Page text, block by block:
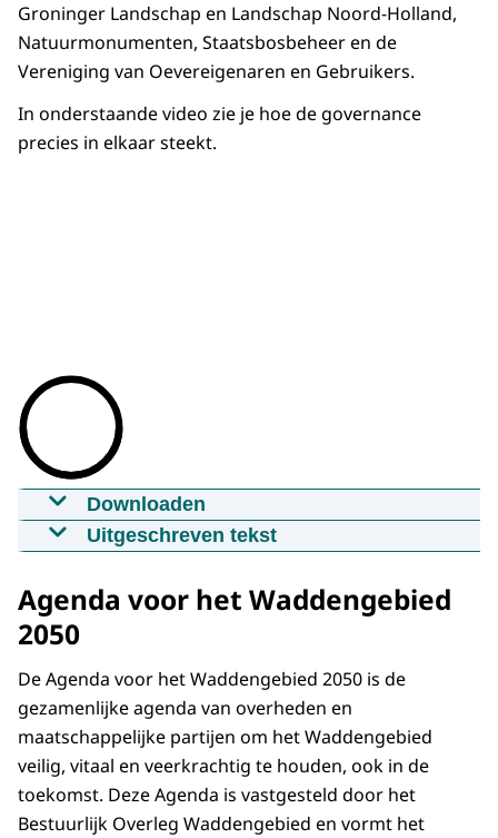
Groninger Landschap en Landschap Noord-Holland,
Natuurmonumenten, Staatsbosbeheer en de
Vereniging van Oevereigenaren en Gebruikers.
In onderstaande video zie je hoe de governance
precies in elkaar steekt.
Downloaden
Governance van de Waddenzee
Download
Ondertiteling
srt 3.6 KB
Download
Uitgeschreven tekst
nieuwe governance Waddengebied voor
Talkshow Toogdag.
VOICE OVER TEKST, MET BEELD
WADDENGEBIED:
De Waddenzee. UNESCO Werelderfgoed.
Hoe beschermen we met ons allen dit
unieke stuk natuur? En zorgen we samen
voor een duurzame toekomst van het
Agenda voor het Waddengebied
2050
De Agenda voor het Waddengebied 2050 is de
gezamenlijke agenda van overheden en
maatschappelijke partijen om het Waddengebied
veilig, vitaal en veerkrachtig te houden, ook in de
toekomst. Deze Agenda is vastgesteld door het
Bestuurlijk Overleg Waddengebied en vormt het